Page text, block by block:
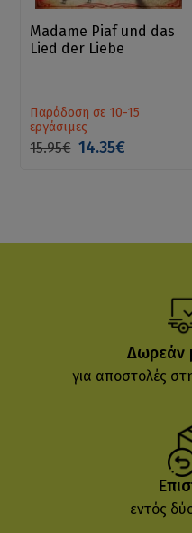
Madame Piaf und das
Lied der Liebe
Παράδοση σε 10-15
εργάσιμες
15.95€ 14.35€
Δωρεάν
για αποστολές
εντός